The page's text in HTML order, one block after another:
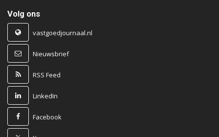
Volg ons
vastgoedjournaal.nl
Nieuwsbrief
RSS Feed
LinkedIn
Facebook